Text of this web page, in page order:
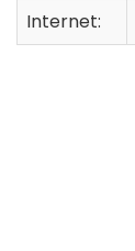
Internet: